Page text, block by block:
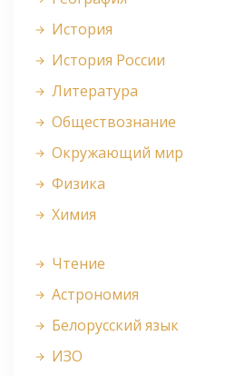
История
История России
Литература
Обществознание
Окружающий мир
Физика
Химия
Чтение
Астрономия
Белорусский язык
ИЗО